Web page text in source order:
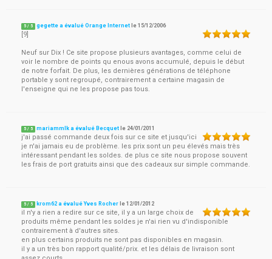
5 / 5 gegette a évalué Orange Internet le15/12/2006
[9]
Neuf sur Dix ! Ce site propose plusieurs avantages, comme celui de
voir le nombre de points qu enous avons accumulé, depuis le début
de notre forfait. De plus, les dernières générations de téléphone
portable y sont regroupé, contrairement a certaine magasin de
l'enseigne qui ne les propose pas tous.
5 / 5 mariammlk a évalué Becquet le 24/01/2011
j'ai passé commande deux fois sur ce site et jusqu'ici
je n'ai jamais eu de problème. les prix sont un peu élevés mais très
intéressant pendant les soldes. de plus ce site nous propose souvent
les frais de port gratuits ainsi que des cadeaux sur simple commande.
5 / 5 krom62 a évalué Yves Rocher le12/01/2012
il n'y a rien a redire sur ce site, il y a un large choix de
produits même pendant les soldes je n'ai rien vu d'indisponible
contrairement à d'autres sites.
en plus certains produits ne sont pas disponibles en magasin.
il y a un très bon rapport qualité/prix. et les délais de livraison sont